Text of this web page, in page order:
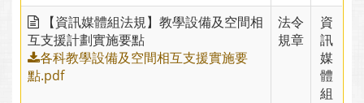
【資訊媒體組法規】教學設備及空間相
互支援計劃實施要點
各科教學設備及空間相互支援實施要
點.pdf
法令
規章
資
訊
媒
體
組